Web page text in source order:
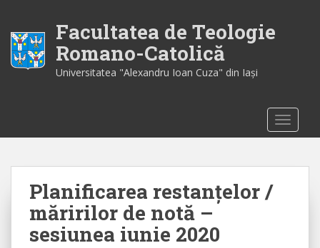
i
Facultatea de Teologie
Romano-Catolică
Universitatea "Alexandru Ioan Cuza" din Iaşi
Planificarea restanțelor /
măririlor de notă –
sesiunea iunie 2020